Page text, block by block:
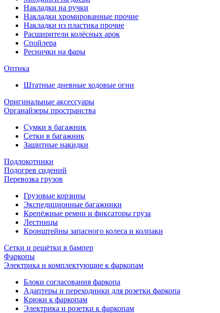
Накладки на ручки
Накладки хромированные прочие
Накладки из пластика прочие
Расширители колёсных арок
Спойлера
Реснички на фары
Оптика
Штатные дневные ходовые огни
Оригинальные аксессуары
Органайзеры пространства
Сумки в багажник
Сетки в багажник
Защитные накидки
Подлокотники
Подогрев сидений
Перевозка грузов
Грузовые корзины
Экспедиционные багажники
Крепёжные ремни и фиксаторы груза
Лестницы
Кронштейны запасного колеса и колпаки
Сетки и решётки в бампер
Фаркопы
Электрика и комплектующие к фаркопам
Блоки согласования фаркопа
Адаптеры и переходники для розетки фаркопа
Крюки к фаркопам
Электрика и розетки к фаркопам